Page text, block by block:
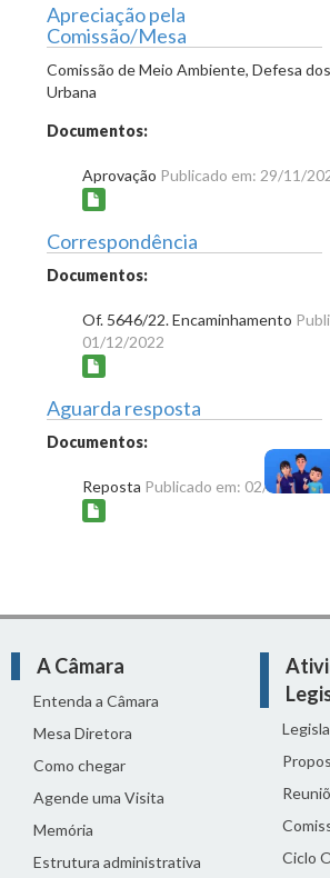
Apreciação pela
Comissão/Mesa
Comissão de Meio Ambiente, Defesa
Urbana
Documentos:
Aprovação Publicado em: 29/11/
Correspondência
Documentos:
Of. 5646/22. Encaminhamento
01/12/2022
Aguarda resposta
Documentos:
Reposta Publicado em: 02/03/2023
A Câmara
Entenda a Câmara
Mesa Diretora
Como chegar
Agende uma Visita
Memória
Estrutura administrativa
Ciclo